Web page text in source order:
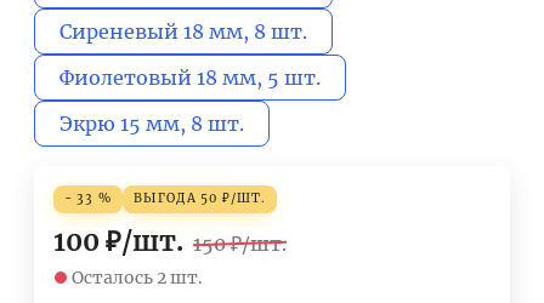
Сиреневый 18 мм, 8 шт.
Фиолетовый 18 мм, 5 шт.
Экрю 15 мм, 8 шт.
- 33 % ВЫГОДА 50 ₽/ШТ.
100 ₽/шт. 150 ₽/шт.
Осталось 2 шт.